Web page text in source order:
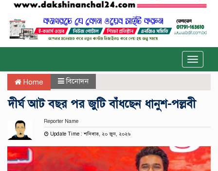
Toggle
Home বিনোদন
দীর্ঘ আট বছর পর জুটি বাঁধছেন ধানুশ-পল্লবী
Reporter Name
Update Time : শনিবার, ২০ জুন, ২০২৬